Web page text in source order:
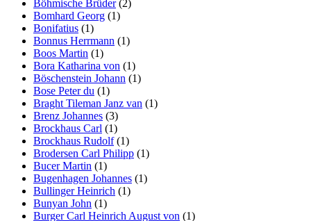
Böhmische Brüder(2)
Bomhard Georg (1)
Bonifatius (1)
Bonnus Herrmann (1)
Boos Martin (1)
Bora Katharina von (1)
Böschenstein Johann (1)
Bose Peter du (1)
Braght Tileman Janz van (1)
Brenz Johannes (3)
Brockhaus Carl (1)
Brockhaus Rudolf(1)
Brodersen Carl Philipp (1)
Bucer Martin (1)
Bugenhagen Johannes (1)
Bullinger Heinrich (1)
Bunyan John (1)
Burger Carl Heinrich August von (1)